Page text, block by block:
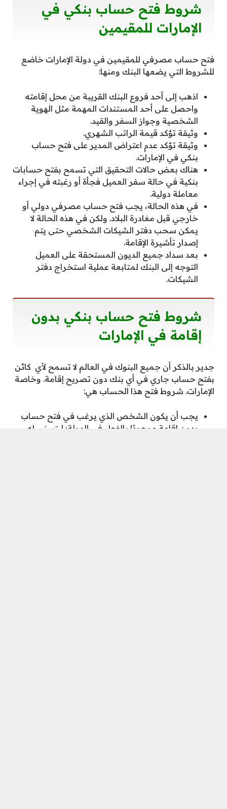
شروط فتح حساب بنكي في
الإمارات للمقيمين
فتح حساب مصرفي للمقيمين في دولة الإمارات خاضع
للشروط التي يضعها البنك ومنها:
اذهب إلى أحد فروع البنك القريبة من محل إقامته
واحصل على أحد المستندات المهمة مثل الهوية
الشخصية وجواز السفر والقيد.
وثيقة تؤكد قيمة الراتب الشهري.
وثيقة تؤكد عدم اعتراض المدير على فتح حساب
بنكي في الإمارات.
هناك بعض حالات التحقيق التي تسمح بفتح حسابات
بنكية في حالة سفر العميل فجأة أو رغبته في إجراء
معاملة دولية.
في هذه الحالة، يجب فتح حساب مصرفي دولي أو
خارجي قبل مغادرة البلاد. ولكن في هذه الحالة لا
يمكن سحب دفتر الشيكات الشخصي حتى يتم
إصدار تأشيرة الإقامة.
بعد سداد جميع الديون المستحقة على العميل
التوجه إلى البنك لمتابعة عملية استخراج دفتر
الشيكات.
شروط فتح حساب بنكي بدون
إقامة في الإمارات
جدير بالذكر أن جميع البنوك في العالم لا تسمح لأي كائن
بفتح حساب جاري في أي بنك دون تصريح إقامة. وخاصة
الإمارات. شروط فتح هذا الحساب هي:
يجب أن يكون الشخص الذي يرغب في فتح حساب
بدون إقامة موجودًا بالفعل في الدولة؛ ليتسنى له